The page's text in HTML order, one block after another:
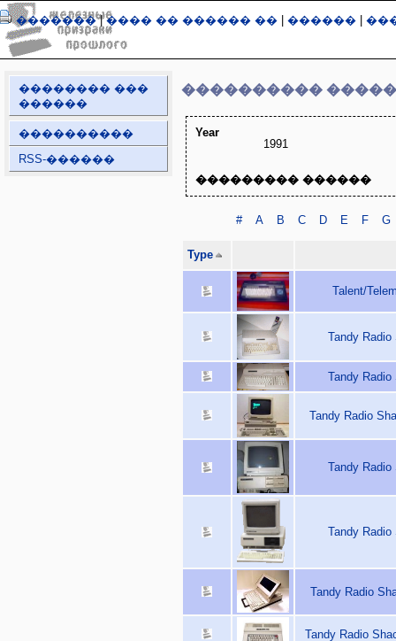
�������|���� �� ������ �� ������
�������� ���
������
����������
RSS-������
����������
Year
1991
��������� ������
# A B C D E F G
Type
Talent/
Tandy Radio
Tandy Radio
Tandy Radio
Tandy Radio
Tandy
Tandy Radio
Tandy Radio